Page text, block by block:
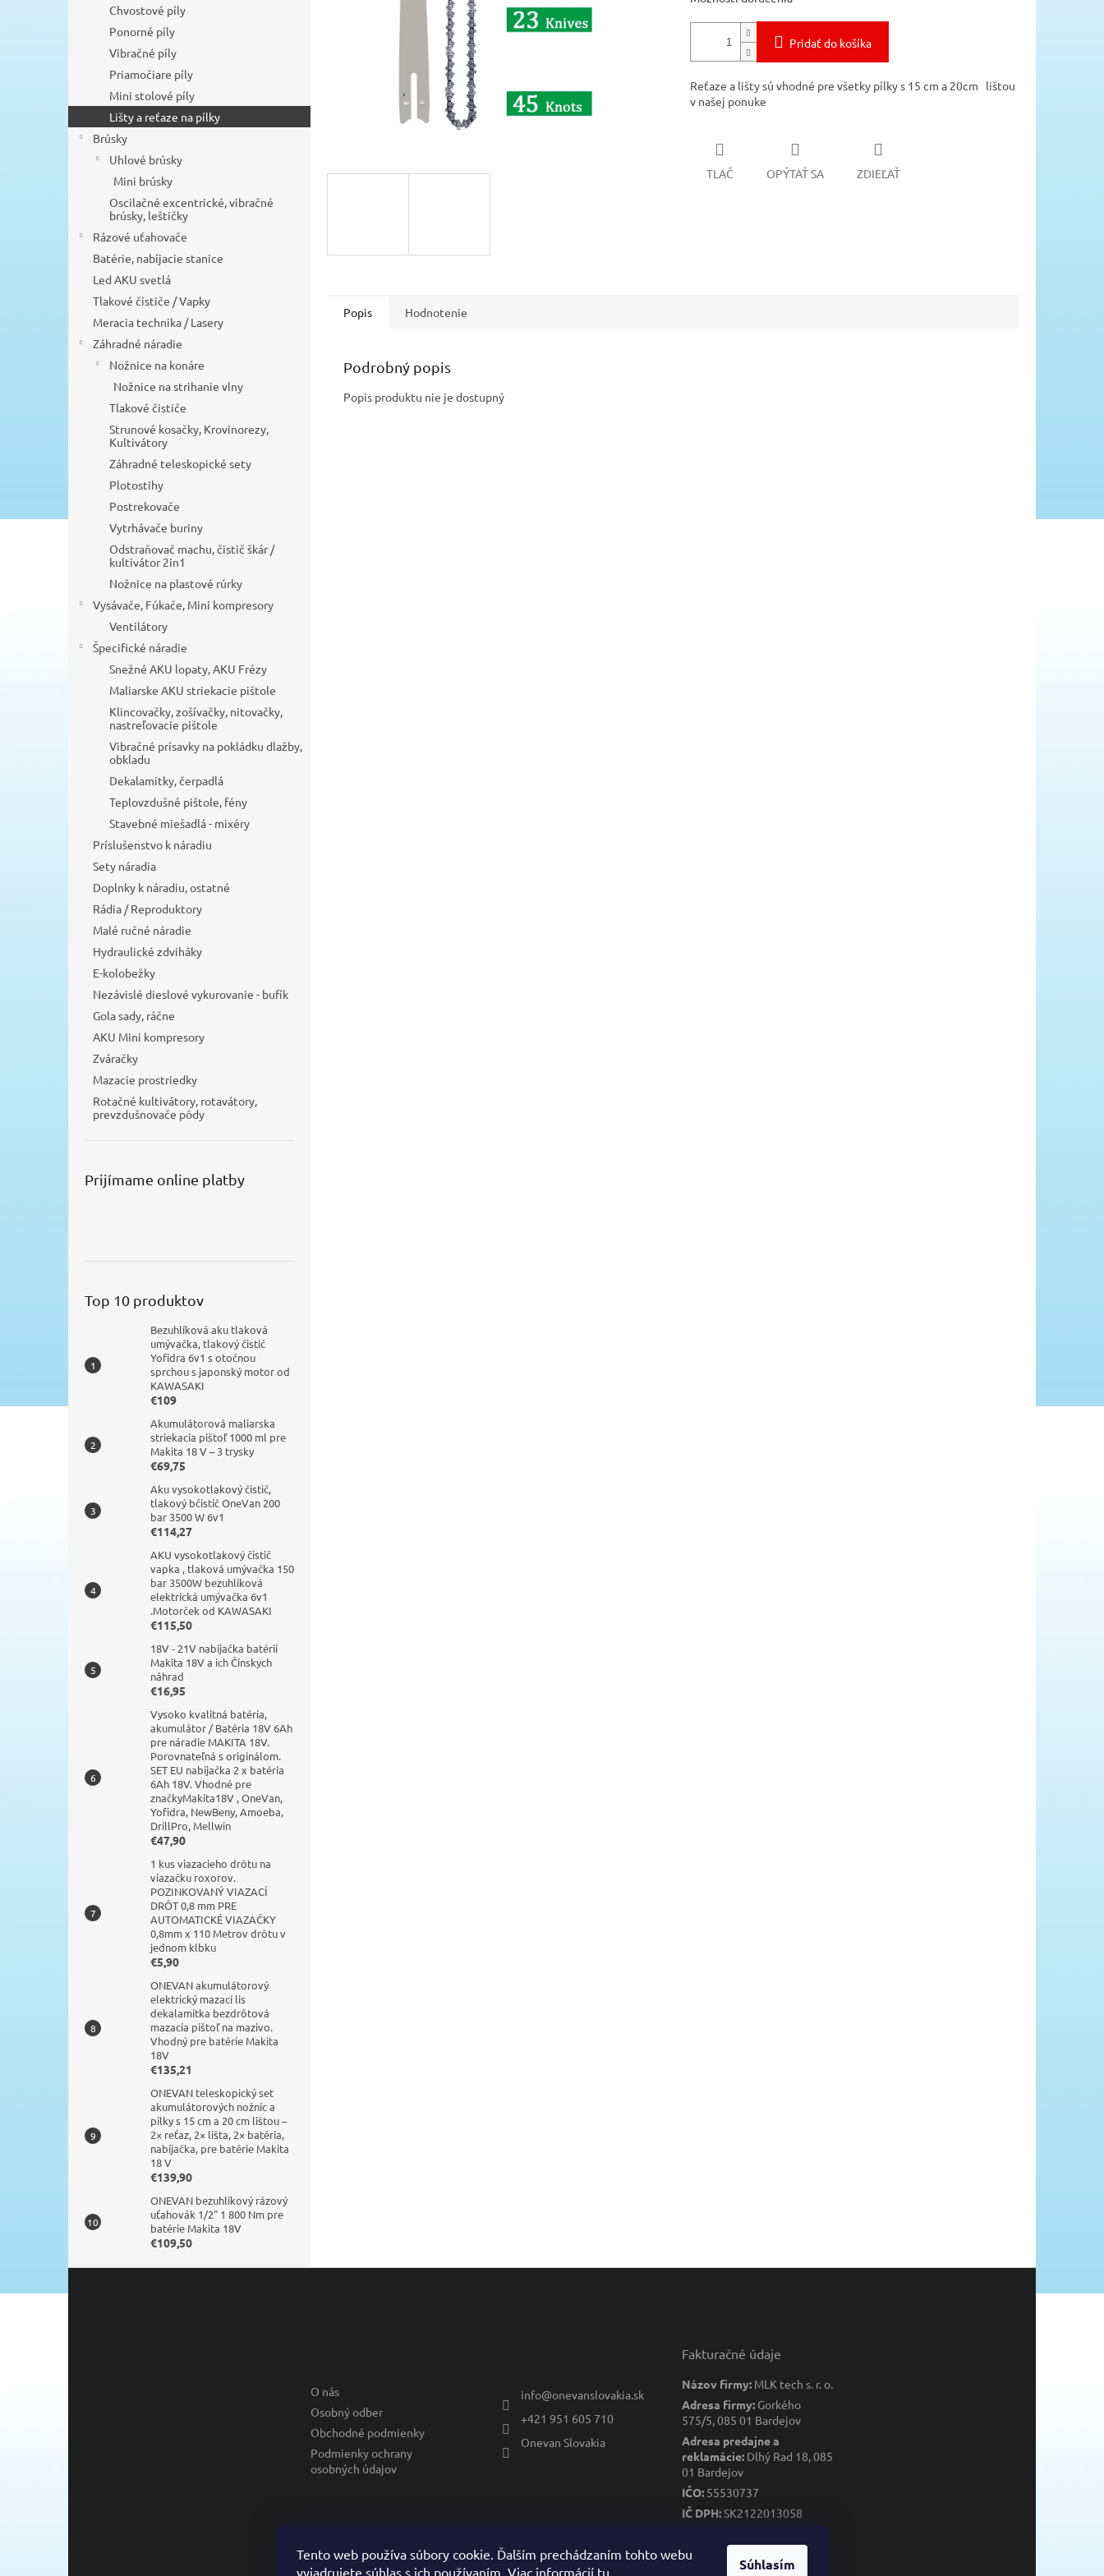
Tento web používa súbory cookie. Ďalším prechádzaním tohto webu
vyjadrujete súhlas s ich používaním. Viac informácií tu Súhlasím
Chvostové píly
Ponorné píly
Vibračné píly
Priamočiare píly
Mini stolové píly
Lišty a reťaze na pílky
Brúsky
Uhlové brúsky
Mini brúsky
Oscilačné excentrické, vibračné
brúsky, leštičky
Rázové uťahovače
Batérie, nabíjacie stanice
Led AKU svetlá
Tlakové čističe / Vapky
Meracia technika / Lasery
Záhradné náradie
Nožnice na konáre
Nožnice na strihanie vlny
Tlakové čističe
Strunové kosačky, Krovinorezy,
Kultivátory
Záhradné teleskopické sety
Plotostihy
Postrekovače
Vytrhávače buriny
Odstraňovač machu, čistič škár /
kultivátor 2in1
Nožnice na plastové rúrky
Vysávače, Fúkače, Mini kompresory
Ventilátory
Špecifické náradie
Snežné AKU lopaty, AKU Frézy
Maliarske AKU striekacie pištole
Klincovačky, zošívačky, nitovačky,
nastreľovacie pištole
Vibračné prísavky na pokládku dlažby,
obkladu
Dekalamitky, čerpadlá
Teplovzdušné pištole, fény
Stavebné miešadlá - mixéry
Príslušenstvo k náradiu
Sety náradia
Doplnky k náradiu, ostatné
Rádia / Reproduktory
Malé ručné náradie
Hydraulické zdviháky
E-kolobežky
Nezávislé dieslové vykurovanie - bufík
Gola sady, ráčne
AKU Mini kompresory
Zváračky
Mazacie prostriedky
Rotačné kultivátory, rotavátory,
prevzdušnovače pôdy
Prijímame online platby
Top 10 produktov
Bezuhlíková aku tlaková
umývačka, tlakový čistič
Yofidra 6v1 s otočnou
sprchou s japonský motor od
KAWASAKI
€109
Akumulátorová maliarska
striekacia pištoľ 1000 ml pre
Makita 18 V – 3 trysky
€69,75
Aku vysokotlakový čistič,
tlakový bčistič OneVan 200
bar 3500 W 6v1
€114,27
AKU vysokotlakový čistič
vapka , tlaková umývačka 150
bar 3500W bezuhlíková
elektrická umývačka 6v1
.Motorček od KAWASAKI
€115,50
18V - 21V nabíjačka batérií
Makita 18V a ich Čínskych
náhrad
€16,95
Vysoko kvalitná batéria,
akumulátor / Batéria 18V 6Ah
pre náradie MAKITA 18V.
Porovnateľná s originálom.
SET EU nabíjačka 2 x batéria
6Ah 18V. Vhodné pre
značkyMakita18V , OneVan,
Yofidra, NewBeny, Amoeba,
DrillPro, Mellwin
€47,90
1 kus viazacieho drôtu na
viazačku roxorov.
POZINKOVANÝ VIAZACÍ
DRÔT 0,8 mm PRE
AUTOMATICKÉ VIAZAČKY
0,8mm x 110 Metrov drôtu v
jednom klbku
€5,90
ONEVAN akumulátorový
elektrický mazací lis
dekalamitka bezdrôtová
mazacia pištoľ na mazivo.
Vhodný pre batérie Makita
18V
€135,21
ONEVAN teleskopický set
akumulátorových nožníc a
pílky s 15 cm a 20 cm lištou –
2× reťaz, 2× lišta, 2× batéria,
nabíjačka, pre batérie Makita
18 V
€139,90
ONEVAN bezuhlíkový rázový
uťahovák 1/2" 1 800 Nm pre
batérie Makita 18V
€109,50
Pridať do košíka
Reťaze a lišty sú vhodné pre všetky pílky s 15 cm a 20cm lištou
v našej ponuke
TLAČ OPÝTAŤ SA ZDIEĽAŤ
Popis Hodnotenie
Podrobný popis
Popis produktu nie je dostupný
á
O nás
Osobný odber
Obchodné podmienky
Podmienky ochrany
osobných údajov
info@onevanslovakia.sk
+421 951 605 710
Onevan Slovakia
Fakturačné údaje
Názov firmy: MLK tech s. r. o.
Adresa firmy: Gorkého
575/5, 085 01 Bardejov
Adresa predajne a
reklamácie: Dlhý Rad 18, 085
01 Bardejov
IČO: 55530737
IČ DPH:SK2122013058